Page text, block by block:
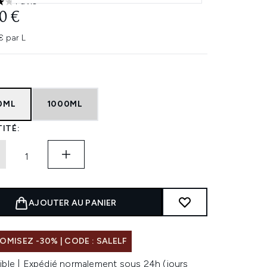
sur un maximum de 5
€
par L
1000ML
AJOUTER AU PANIER
-30% | CODE : SALELF
| Expédié normalement sous 24h (jours